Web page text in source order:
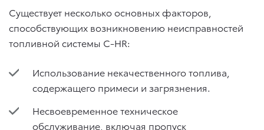
Существует несколько основных факторов,
способствующих возникновению неисправностей
топливной системы C-HR:
Использование некачественного топлива,
содержащего примеси и загрязнения.
Несвоевременное техническое
обслуживание, включая пропуск